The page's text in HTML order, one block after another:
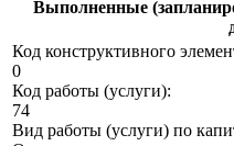
Выполненные
Код конструктивного
0
Код работы (услуги):
74
Вид работы (услуги) по